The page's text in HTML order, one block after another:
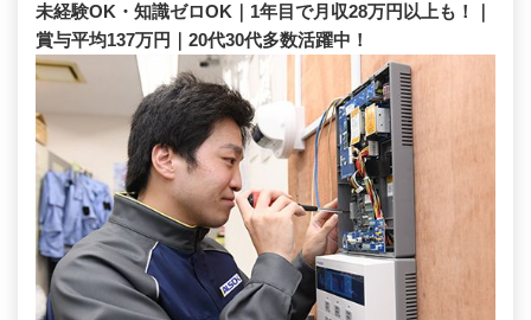
未経験OK・知識ゼロOK｜1年目で月収28万円以上も！｜
賞与平均137万円｜20代30代多数活躍中！